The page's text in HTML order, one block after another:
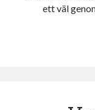
ett väl